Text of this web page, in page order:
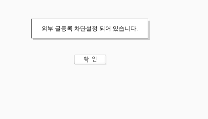
외부 글등록 차단설정 되어 있습니다.